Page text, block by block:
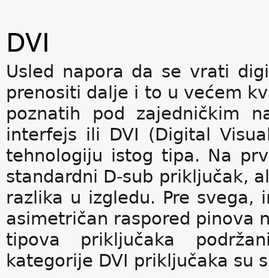
DVI
Usled napora da se vrati
prenositi dalje i to u većem
poznatih pod zajedničkim
interfejs ili DVI (Digital
tehnologiju istog tipa. Na
standardni D-sub priključak,
razlika u izgledu. Pre
asimetričan raspored pinova
tipova priključaka
kategorije DVI priključaka su